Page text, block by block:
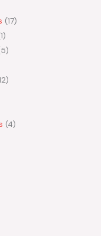
17
1
5
4